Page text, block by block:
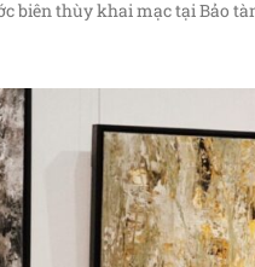
biên thùy khai mạc tại Bảo